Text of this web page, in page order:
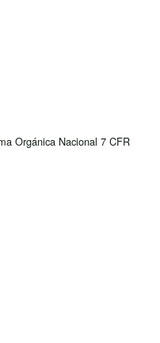
Orgánica Nacional 7 CFR